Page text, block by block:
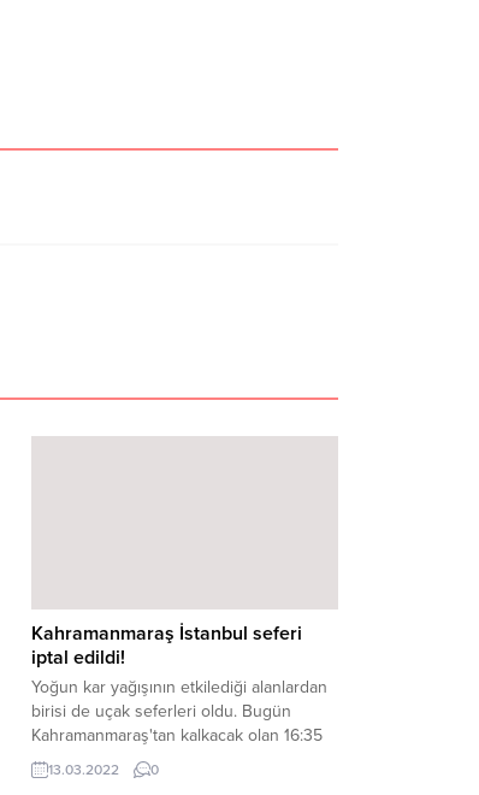
Kahramanmaraş İstanbul seferi
iptal edildi!
Yoğun kar yağışının etkilediği alanlardan
birisi de uçak seferleri oldu. Bugün
Kahramanmaraş'tan kalkacak olan 16:35
uçağı seferi iptal edildi.
13.03.2022 0